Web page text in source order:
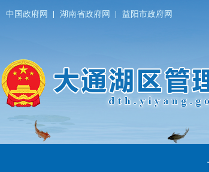
中国政府网 湖南省政府网 益阳市政府网